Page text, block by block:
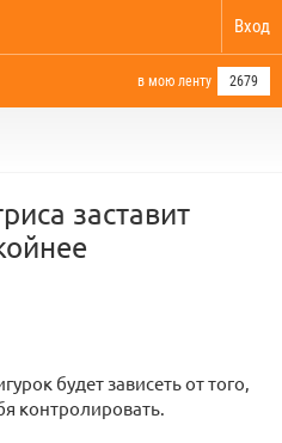
Вход
в мою ленту 2679
заставит
будет зависеть от того,
контролировать.